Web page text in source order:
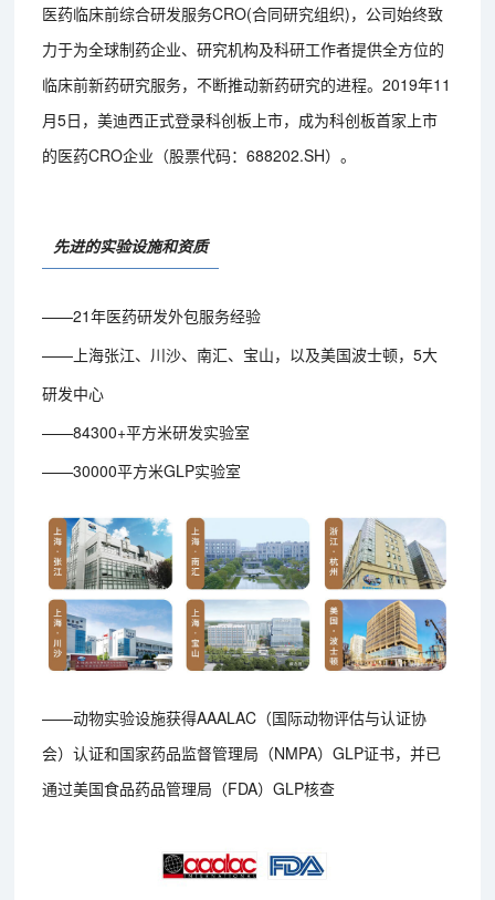
医药临床前综合研发服务CRO(合同研究组织)，公司始终致
力于为全球制药企业、研究机构及科研工作者提供全方位的
临床前新药研究服务，不断推动新药研究的进程。2019年11
月5日，美迪西正式登录科创板上市，成为科创板首家上市
的医药CRO企业（股票代码：688202.SH）。
先进的实验设施和资质
——21年医药研发外包服务经验
——上海张江、川沙、南汇、宝山，以及美国波士顿，5大
研发中心
——84300+平方米研发实验室
——30000平方米GLP实验室
——动物实验设施获得AAALAC（国际动物评估与认证协
会）认证和国家药品监督管理局（NMPA）GLP证书，并已
通过美国食品药品管理局（FDA）GLP核查